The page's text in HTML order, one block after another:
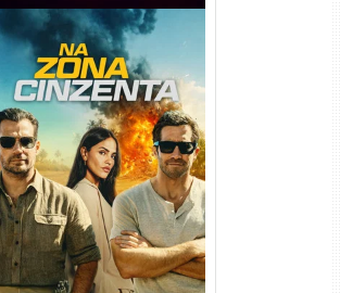
Na Zona Cinzenta Torrent
(2026) WEB-DL 1080p/4K
Dual Áudio